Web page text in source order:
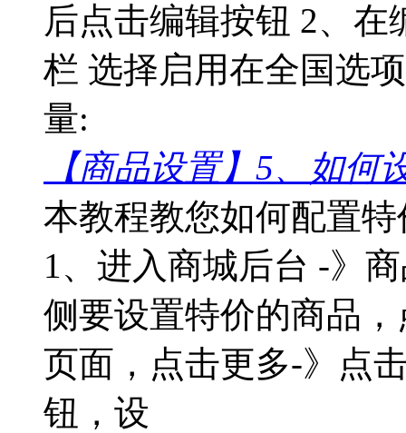
后点击编辑按钮 2、
栏 选择启用在全国选
量:
【商品设置】5、如何
本教程教您如何配置
1、进入商城后台 -》
侧要设置特价的商品
页面，点击更多-》点
钮，设